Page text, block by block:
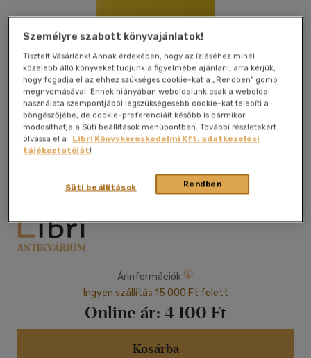
Kívánságlistához adom Megosztom
2023|magyar nyelvű|füles, kartonált|
Árinformációk
Ingyen szállítás 15 000 Ft felett
Online ár: 4 100 Ft
Kosárba
Személyre szabott könyvajánlatok!
Tisztelt Vásárlónk! Annak érdekében, hogy az ízléséhez minél
közelebb álló könyveket tudjunk a figyelmébe ajánlani, arra kérjük,
hogy fogadja el az ehhez szükséges cookie-kat a „Rendben” gomb
megnyomásával. Ennek hiányában weboldalunk csak a weboldal
használata szempontjából legszükségesebb cookie-kat telepíti a
böngészőjébe, de cookie-preferenciáit később is bármikor
módosíthatja a Süti beállítások menüpontban. További részletekért
olvassa el a
Libri Könyvkereskedelmi Kft. adatkezelési
tájékoztatóját!
Rendben
Süti beállítások